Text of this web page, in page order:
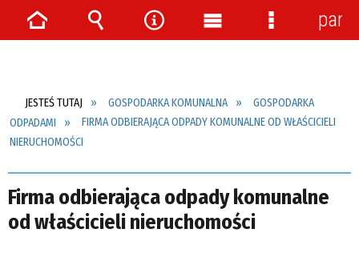
JESTEŚ TUTAJ GOSPODARKA KOMUNALNA
GOSPODARKA
ODPADAMI
FIRMA ODBIERAJĄCA ODPADY KOMUNALNE OD WŁAŚCICIELI
NIERUCHOMOŚCI
Firma odbierająca odpady komunalne
od właścicieli nieruchomości
Strona Wyszukiwarka
NarzędziaMenu
Menu
panel